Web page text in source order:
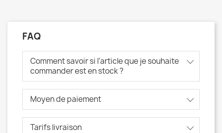
FAQ
Comment savoir si l'article que je souhaite
commander est en stock ?
Moyen de paiement
Tarifs livraison